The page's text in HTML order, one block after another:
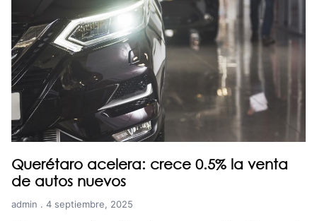
Querétaro acelera: crece 0.5% la venta
de autos nuevos
admin 4 septiembre, 2025